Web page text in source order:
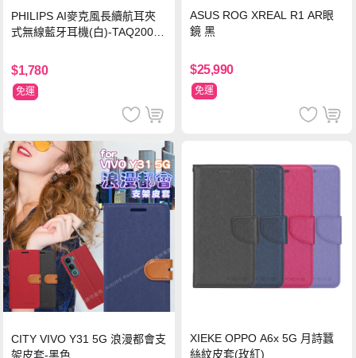
PHILIPS AI麥克風長續航耳夾
式無線藍牙耳機(白)-TAQ2000
$1,780
免運
ASUS ROG XREAL R1 AR眼
鏡 黑
$25,990
免運
CITY VIVO Y31 5G 浪漫都會支
架皮套-黑色
XIEKE OPPO A6x 5G 月詩蠶
絲紋皮套(玫紅)